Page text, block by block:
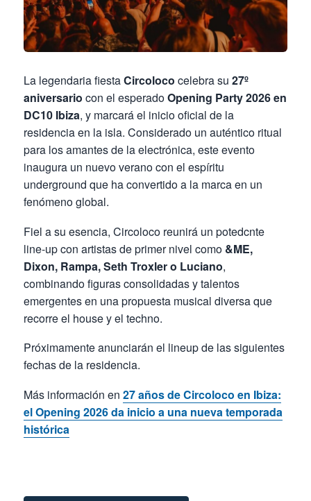
La legendaria fiestaCircoloco celebra su 27º
aniversario con el esperadoOpening Party 2026 en
DC10 Ibiza, y marcará el inicio oficial de la
residencia en la isla. Considerado un auténtico ritual
para los amantes de la electrónica, este evento
inaugura un nuevo verano con el espíritu
underground que ha convertido a la marca en un
fenómeno global.
Fiel a su esencia, Circoloco reunirá un potedcnte
line-up con artistas de primer nivel como &ME,
Dixon, Rampa, Seth Troxler o Luciano,
combinando figuras consolidadas y talentos
emergentes en una propuesta musical diversa que
recorre el house y el techno.
Próximamente anunciarán el lineup de las siguientes
fechas de la residencia.
Más información en 27 años de Circoloco en Ibiza:
el Opening 2026 da inicio a una nueva temporada
histórica